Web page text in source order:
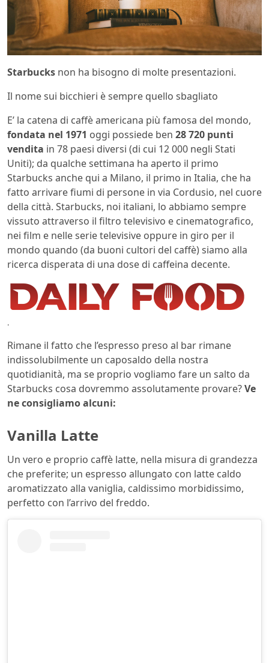
Starbucks non ha bisogno di molte presentazioni.
Il nome sui bicchieri è sempre quello sbagliato
E’ la catena di caffè americana più famosa del mondo,
fondata nel 1971 oggi possiede ben 28 720 punti
vendita in 78 paesi diversi (di cui 12 000 negli Stati
Uniti); da qualche settimana ha aperto il primo
Starbucks anche qui a Milano, il primo in Italia, che ha
fatto arrivare fiumi di persone in via Cordusio, nel cuore
della città. Starbucks, noi italiani, lo abbiamo sempre
vissuto attraverso il filtro televisivo e cinematografico,
nei film e nelle serie televisive oppure in giro per il
mondo quando (da buoni cultori del caffè) siamo alla
ricerca disperata di una dose di caffeina decente.
.
Rimane il fatto che l’espresso preso al bar rimane
indissolubilmente un caposaldo della nostra
quotidianità, ma se proprio vogliamo fare un salto da
Starbucks cosa dovremmo assolutamente provare?Ve
ne consigliamo alcuni:
Vanilla Latte
Un vero e proprio caffè latte, nella misura di grandezza
che preferite; un espresso allungato con latte caldo
aromatizzato alla vaniglia, caldissimo morbidissimo,
perfetto con l’arrivo del freddo.